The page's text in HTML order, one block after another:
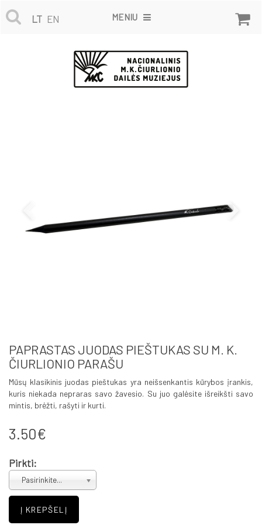
LT EN MENIU
PAPRASTAS JUODAS PIEŠTUKAS SU M. K.
ČIURLIONIO PARAŠU
Mūsų klasikinis juodas pieštukas yra neišsenkantis kūrybos įrankis,
kuris niekada nepraras savo žavesio. Su juo galėsite išreikšti savo
mintis, brėžti, rašyti ir kurti.
3.50€
Pirkti:
Pasirinkite...